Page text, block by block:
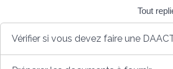
Tout
Vérifier si vous devez faire une